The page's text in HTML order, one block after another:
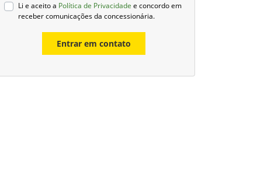
Li e aceito a Política de Privacidade e concordo em
receber comunicações da concessionária.
Entrar em contato